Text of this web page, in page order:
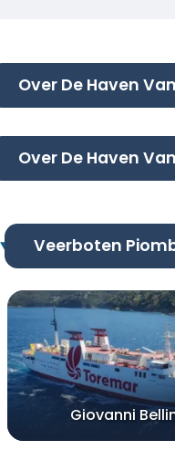
Over De Haven
Over De Haven
Veerboten
Giovanni